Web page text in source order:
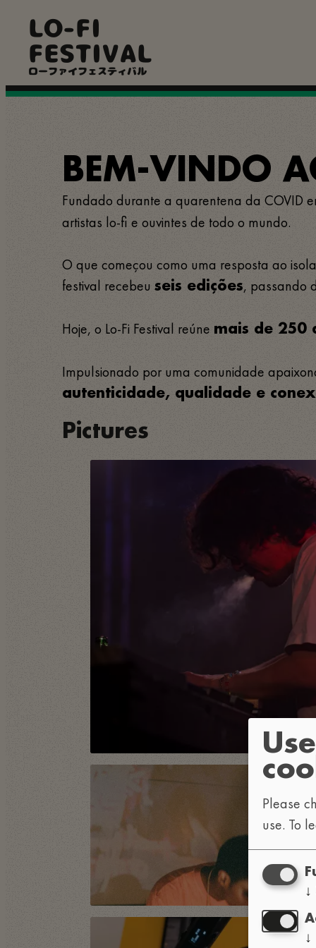
conteúdo
principal
LO-FI
FESTIVAL
ローファイフェスティバル
BEM-VINDO
Fundado durante a quarentena da COVID
artistas lo-fi e ouvintes de todo o mundo.
O que começou como uma resposta ao
festival recebeu seis edições, passando
Hoje, o Lo-Fi Festival reúne mais de 250
Impulsionado por uma comunidade
autenticidade, qualidade e
Pictures
Please
use. To
↓
↓